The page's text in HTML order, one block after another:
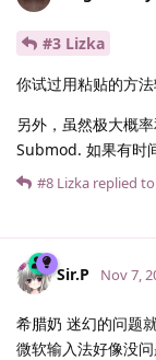
#3 Lizka
你试过用粘贴的方法
另外，虽然极大概
Submod. 如果有时
#8 Lizka replied
Sir.​P Nov 7,
希腊奶 迷幻的问题
微软输入法好像没